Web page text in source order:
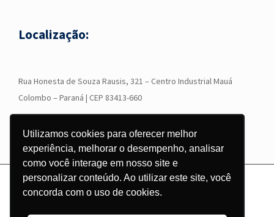
Utilizamos cookies para oferecer melhor
experiência, melhorar o desempenho, analisar
como você interage em nosso site e
personalizar conteúdo. Ao utilizar este site, você
concorda com o uso de cookies.
Localização:
Rua Honesta de Souza Rausis, 321 – Centro Industrial Mauá
Colombo – Paraná | CEP 83413-660
© Copyright
2026 - Grupo Corgraf - Todos os direitos reservados |